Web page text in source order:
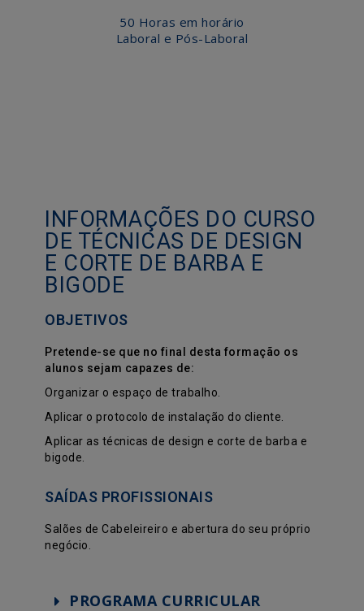
50 Horas em horário
Laboral e Pós-Laboral
INFORMAÇÕES DO CURSO
DE TÉCNICAS DE DESIGN
E CORTE DE BARBA E
BIGODE
OBJETIVOS
Pretende-se que no final desta formação os
alunos sejam capazes de:
Organizar o espaço de trabalho.
Aplicar o protocolo de instalação do cliente.
Aplicar as técnicas de design e corte de barba e
bigode.
SAÍDAS PROFISSIONAIS
Salões de Cabeleireiro e abertura do seu próprio
negócio.
PROGRAMA CURRICULAR